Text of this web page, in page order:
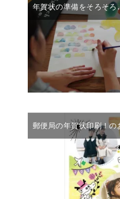
年賀状の準備をそろそ
郵便局の年賀状印刷！の